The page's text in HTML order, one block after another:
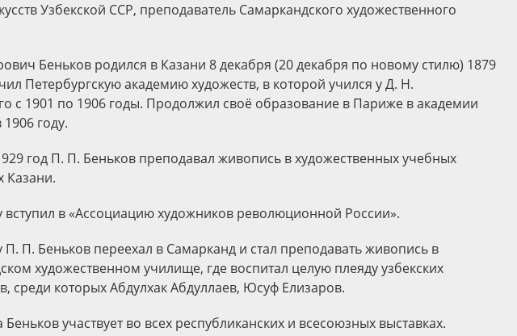
Узбекской ССР, преподаватель Самаркандского художественного
Беньков родился в Казани 8 декабря (20 декабря по новому стилю) 1879
Петербургскую академию художеств, в которой учился у Д. Н.
с 1901 по 1906 годы. Продолжил своё образование в Париже в академии
году.
год П. П. Беньков преподавал живопись в художественных учебных
Казани.
вступил в «Ассоциацию художников революционной России».
П. П. Беньков переехал в Самарканд и стал преподавать живопись в
художественном училище, где воспитал целую плеяду узбекских
среди которых Абдулхак Абдуллаев, Юсуф Елизаров.
Беньков участвует во всех республиканских и всесоюзных выставках.